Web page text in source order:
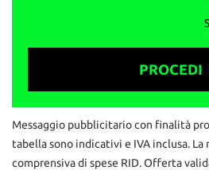
ATTENZIONE: per correttezza si fa
dotazione tecnica ed
riportate non rappresentano vincolo
PROCEDI
Contattaci
Messaggio pubblicitario con finalità
tabella sono indicativi e IVA inclusa. La
comprensiva di spese RID. Offerta